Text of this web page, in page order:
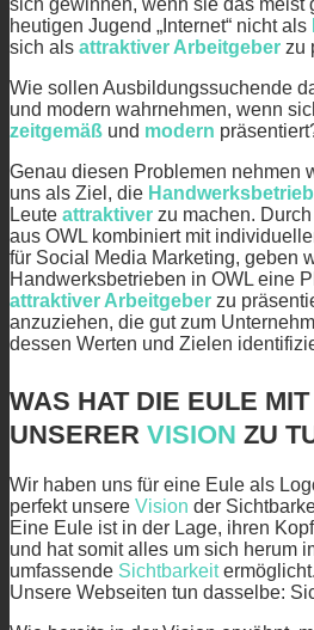
heutigen Jugend „Internet“ nicht als
sich als attraktiver Arbeitgeber zu
Wie sollen Ausbildungssuchende
und modern wahrnehmen, wenn
zeitgemäß und modern
Genau diesen Problemen nehmen
uns als Ziel, die
Leute attraktiver zu machen.
aus OWL kombiniert mit
für Social Media Marketing, geben
Handwerksbetrieben in OWL eine
attraktiver Arbeitgeber zu
anzuziehen, die gut zum
dessen Werten und Zielen
WAS HAT DIE EULE MIT
UNSERER VISION ZU
Wir haben uns für eine Eule als
perfekt unsere Vision der
Eine Eule ist in der Lage, ihren
und hat somit alles um sich herum
umfassende Sichtbarkeit ermöglicht.
Unsere Webseiten tun dasselbe: